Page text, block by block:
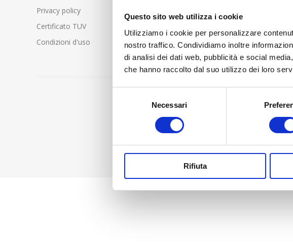
Questo sito web utilizza i cookie
Utilizziamo i cookie per personalizzare
nostro traffico. Condividiamo inoltre
di analisi dei dati web, pubblicità e social
che hanno raccolto dal suo utilizzo dei loro
Necessari
Rifiuta
Privacy policy
Certificato TUV
Condizioni d'uso
Copyright